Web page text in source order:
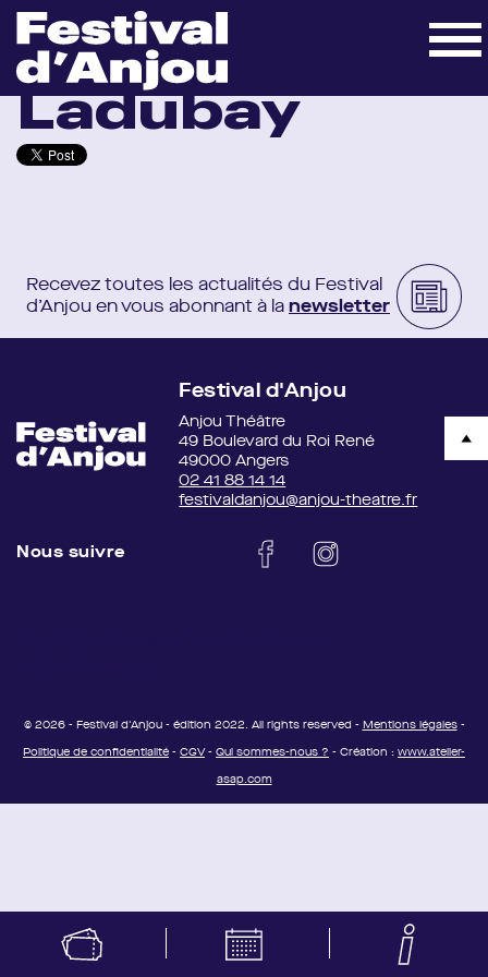
Accueil Lieux» Bouvet Ladubay
Bouvet
Ladubay
Recevez toutes les actualités du Festival
d’Anjou en vous abonnant à la newsletter
Festival d'Anjou
Anjou Théâtre
49 Boulevard du Roi René
49000 Angers
02 41 88 14 14
festivaldanjou@anjou-theatre.fr
Nous suivre
© 2026 - Festival d'Anjou - édition 2022. All rights reserved - Mentions légales-
Politique de confidentialité - CGV- Qui sommes-nous ? - Création : www.atelier-
asap.com